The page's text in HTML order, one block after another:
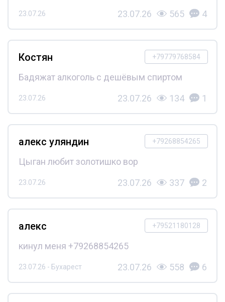
23.07.26 23.07.26 565 4
+79779768584
Костян
Бадяжат алкоголь с дешёвым спиртом
23.07.26 23.07.26 134 1
+79268854265
алекс уляндин
Цыган любит золотишко вор
23.07.26 23.07.26 337 2
+79521180128
алекс
кинул меня +79268854265
23.07.26 - Бухарест 23.07.26 558 6